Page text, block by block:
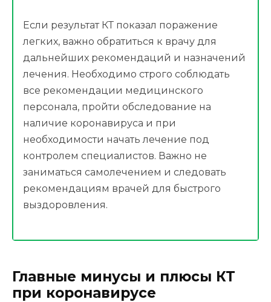
Если результат КТ показал поражение
легких, важно обратиться к врачу для
дальнейших рекомендаций и назначений
лечения. Необходимо строго соблюдать
все рекомендации медицинского
персонала, пройти обследование на
наличие коронавируса и при
необходимости начать лечение под
контролем специалистов. Важно не
заниматься самолечением и следовать
рекомендациям врачей для быстрого
выздоровления.
Главные минусы и плюсы КТ
при коронавирусе